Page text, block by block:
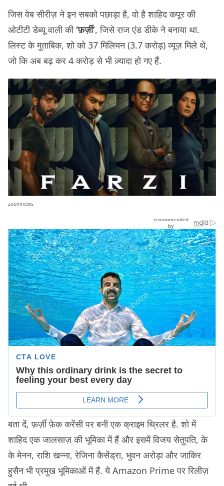
जिस वेब सीरीज़ ने इन सबको पछाड़ा है, वो है शाहिद कपूर की
ओटीटी डेब्यू वाली की‘फ़र्ज़ी’, जिसे राज एंड डीके ने बनाया था.
लिस्ट के मुताबिक, शो को 37 मिलियन (3.7 करोड़) व्यूज़ मिले थे,
जो कि अब बढ़ कर 4 करोड़ से भी ज़्यादा हो गए हैं.
zoomnews
बता दें, फ़र्ज़ी फ़ेक करेंसी पर बनी एक क्राइम थ्रिलर है. शो में
शाहिद एक जालसाज़ की भूमिका में हैं और इसमें विजय सेतुपति, के
के मेनन, राशि खन्ना, रेजिना कैसेंड्रा, भुवन अरोड़ा और जाकिर
हुसैन भी प्रमुख भूमिकाओं में हैं. ये Amazon Prime पर रिलीज़